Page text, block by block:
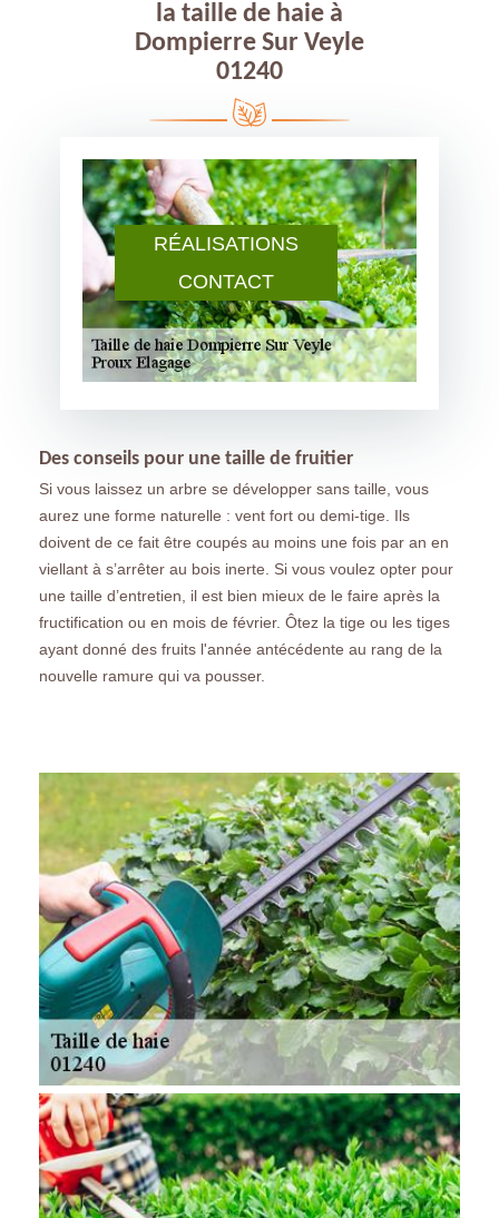
RÉALISATIONS
CONTACT
la taille de haie à
Dompierre Sur Veyle
01240
Des conseils pour une taille de fruitier
Si vous laissez un arbre se développer sans taille, vous
aurez une forme naturelle : vent fort ou demi-tige. Ils
doivent de ce fait être coupés au moins une fois par an en
viellant à s’arrêter au bois inerte. Si vous voulez opter pour
une taille d’entretien, il est bien mieux de le faire après la
fructification ou en mois de février. Ôtez la tige ou les tiges
ayant donné des fruits l'année antécédente au rang de la
nouvelle ramure qui va pousser.